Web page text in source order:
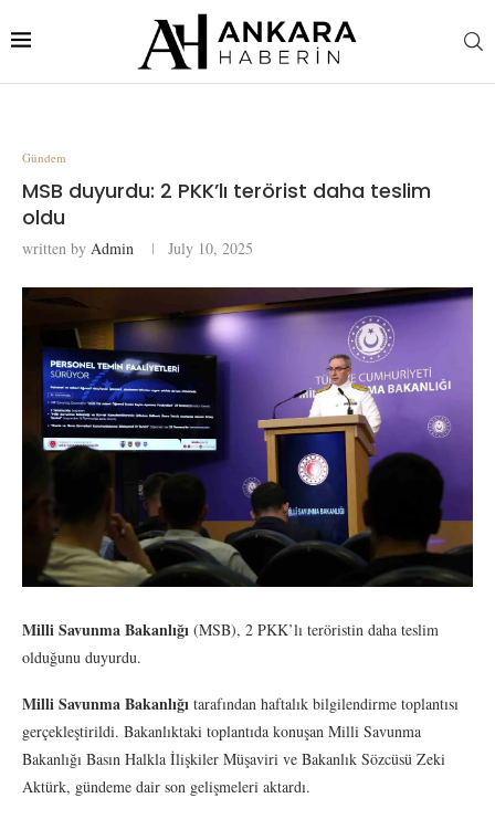
Gündem
MSB duyurdu: 2 PKK’lı terörist daha teslim
oldu
written by Admin July 10, 2025
Milli Savunma Bakanlığı (MSB), 2 PKK’lı teröristin daha teslim
olduğunu duyurdu.
Milli Savunma Bakanlığı tarafından haftalık bilgilendirme toplantısı
gerçekleştirildi. Bakanlıktaki toplantıda konuşan Milli Savunma
Bakanlığı Basın Halkla İlişkiler Müşaviri ve Bakanlık Sözcüsü Zeki
Aktürk, gündeme dair son gelişmeleri aktardı.